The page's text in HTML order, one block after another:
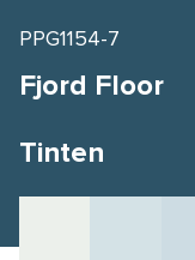
PPG1154-7
Fjord Floor
Tinten